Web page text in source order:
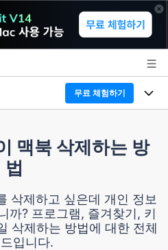
무료 체험하기
버전
전문가
무료 체험
맥북 삭제하는 방
법
삭제하고 싶은데 개인 정보
까? 프로그램, 즐겨찾기, 키
삭제하는 방법에 대한 전체
입니다.